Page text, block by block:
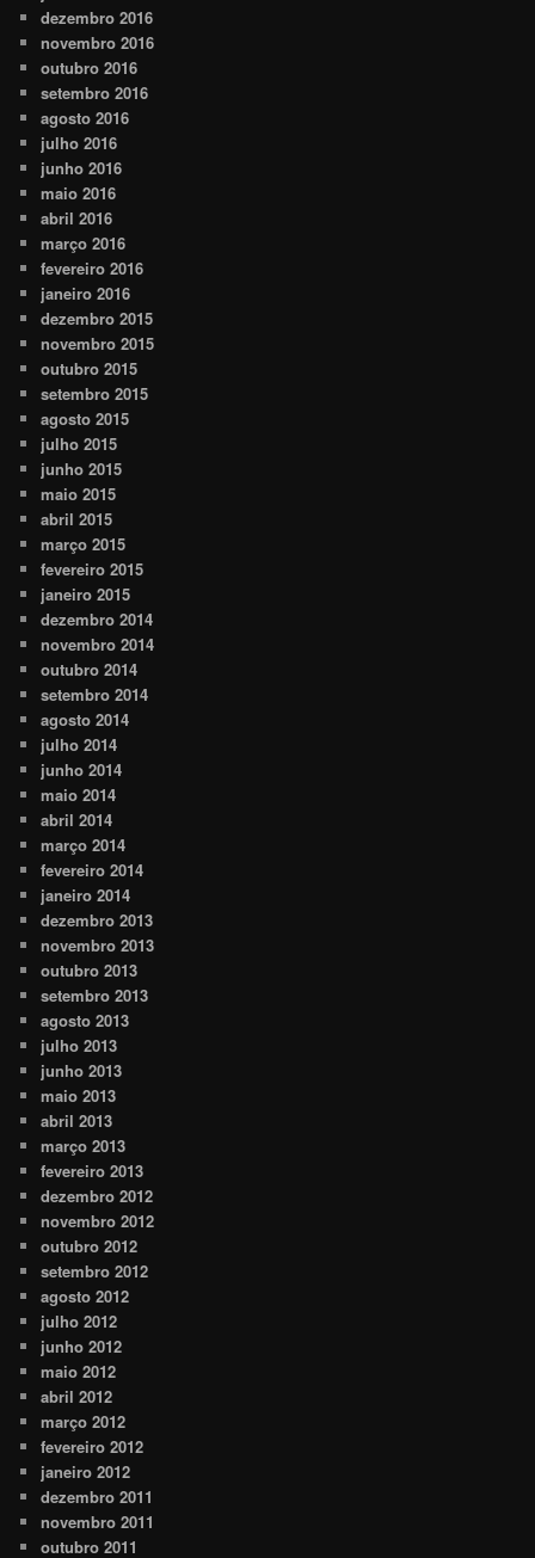
dezembro 2016
novembro 2016
outubro 2016
setembro 2016
agosto 2016
julho 2016
junho 2016
maio 2016
abril 2016
março 2016
fevereiro 2016
janeiro 2016
dezembro 2015
novembro 2015
outubro 2015
setembro 2015
agosto 2015
julho 2015
junho 2015
maio 2015
abril 2015
março 2015
fevereiro 2015
janeiro 2015
dezembro 2014
novembro 2014
outubro 2014
setembro 2014
agosto 2014
julho 2014
junho 2014
maio 2014
abril 2014
março 2014
fevereiro 2014
janeiro 2014
dezembro 2013
novembro 2013
outubro 2013
setembro 2013
agosto 2013
julho 2013
junho 2013
maio 2013
abril 2013
março 2013
fevereiro 2013
dezembro 2012
novembro 2012
outubro 2012
setembro 2012
agosto 2012
julho 2012
junho 2012
maio 2012
abril 2012
março 2012
fevereiro 2012
janeiro 2012
dezembro 2011
novembro 2011
outubro 2011